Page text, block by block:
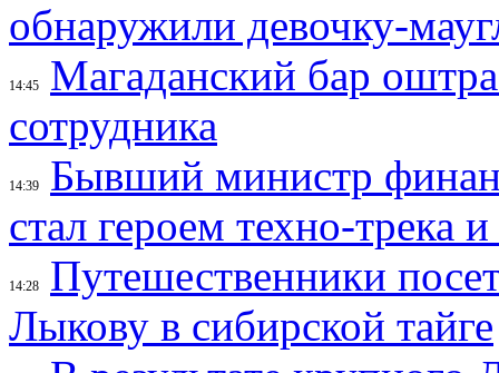
обнаружили девочку-
14:45
Магаданский бар
сотрудника
14:39
Бывший министр
стал героем техно-трека
14:28
Путешественники
Лыкову в сибирской тайге